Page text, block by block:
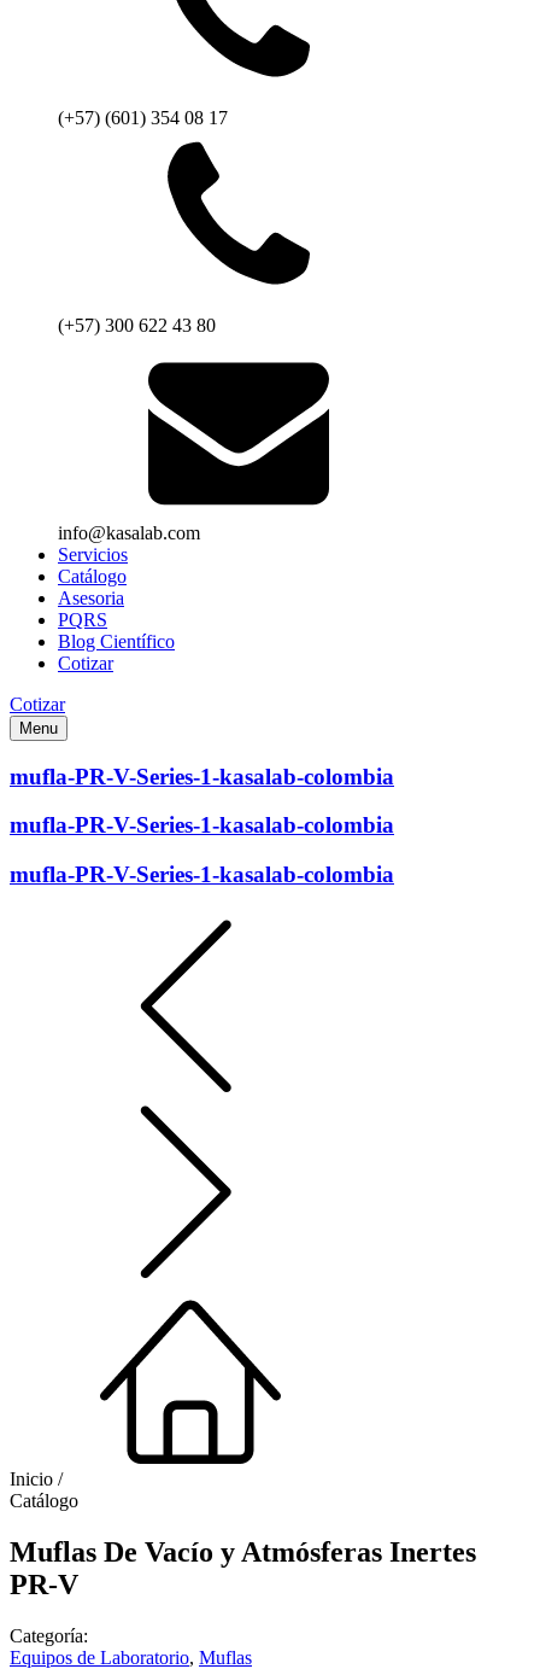
(+57) (601) 354 08 17
(+57) 300 622 43 80
info@kasalab.com
Servicios
Catálogo
Asesoria
PQRS
Blog Científico
Cotizar
Cotizar
Menu
mufla-PR-V-Series-1-kasalab-colombia
mufla-PR-V-Series-1-kasalab-colombia
mufla-PR-V-Series-1-kasalab-colombia
Inicio /
Catálogo
Muflas De Vacío y Atmósferas Inertes
PR-V
Categoría:
Equipos de Laboratorio, Muflas